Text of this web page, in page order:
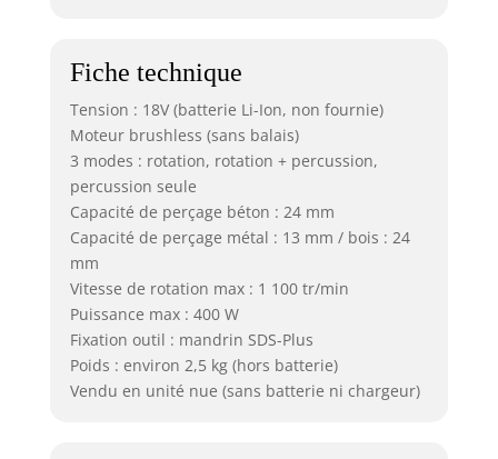
Fiche technique
Tension : 18V (batterie Li-Ion, non fournie)
Moteur brushless (sans balais)
3 modes : rotation, rotation + percussion,
percussion seule
Capacité de perçage béton : 24 mm
Capacité de perçage métal : 13 mm / bois : 24
mm
Vitesse de rotation max : 1 100 tr/min
Puissance max : 400 W
Fixation outil : mandrin SDS-Plus
Poids : environ 2,5 kg (hors batterie)
Vendu en unité nue (sans batterie ni chargeur)